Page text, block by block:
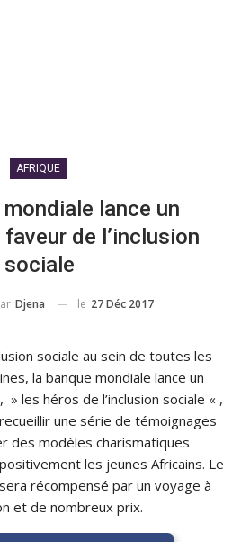
AFRIQUE
mondiale lance un
de l’inclusion
sociale
Djena le 27 Déc 2017
sociale au sein de toutes les
la banque mondiale lance un
» les héros de l’inclusion sociale « ,
une série de témoignages
des modèles charismatiques
les jeunes Africains. Le
récompensé par un voyage à
et de nombreux prix.